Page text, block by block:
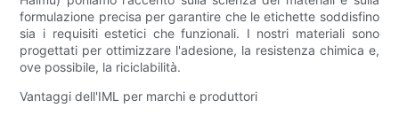
formulazione precisa per garantire che le etichette soddisfino
sia i requisiti estetici che funzionali. I nostri materiali sono
progettati per ottimizzare l'adesione, la resistenza chimica e,
ove possibile, la riciclabilità.
Vantaggi dell'IML per marchi e produttori